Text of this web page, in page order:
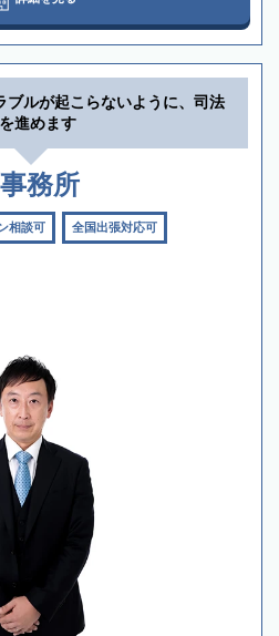
ブルが起こらないように、司法
進めます
務所
相談可 全国出張対応可